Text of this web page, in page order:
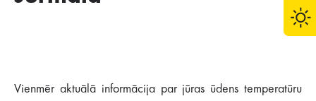
Vienmēr aktuālā informācija par jūras ūdens temperatūru